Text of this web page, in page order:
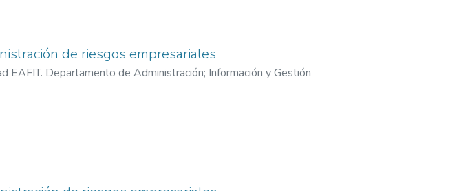
de riesgos empresariales
EAFIT. Departamento de Administración; Información y Gestión